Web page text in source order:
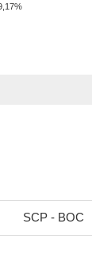
SCP - BOC